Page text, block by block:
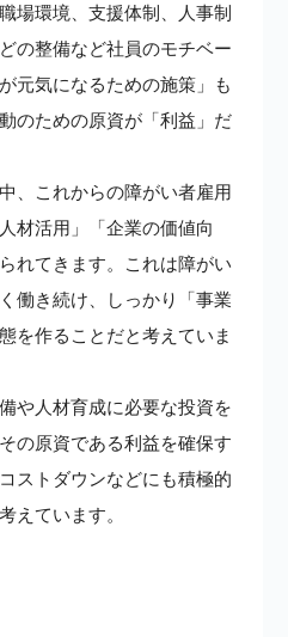
場環境、支援体制、人事制
の整備など社員のモチベー
元気になるための施策」も
のための原資が「利益」だ
、これからの障がい者雇用
材活用」「企業の価値向
れてきます。これは障がい
働き続け、しっかり「事業
を作ることだと考えていま
や人材育成に必要な投資を
の原資である利益を確保す
ストダウンなどにも積極的
えています。